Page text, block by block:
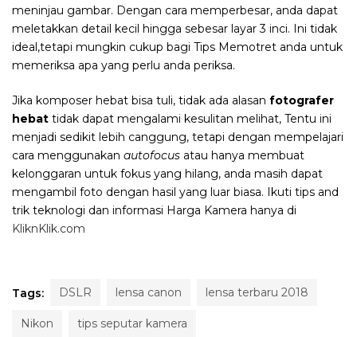
meninjau gambar. Dengan cara memperbesar, anda dapat
meletakkan detail kecil hingga sebesar layar 3 inci. Ini tidak
ideal,tetapi mungkin cukup bagi Tips Memotret anda untuk
memeriksa apa yang perlu anda periksa.
Jika komposer hebat bisa tuli, tidak ada alasan fotografer
hebat tidak dapat mengalami kesulitan melihat, Tentu ini
menjadi sedikit lebih canggung, tetapi dengan mempelajari
cara menggunakan autofocus atau hanya membuat
kelonggaran untuk fokus yang hilang, anda masih dapat
mengambil foto dengan hasil yang luar biasa. Ikuti tips and
trik teknologi dan informasi Harga Kamera hanya di
KliknKlik.com
Tags: DSLR lensa canon lensa terbaru 2018
Nikon tips seputar kamera